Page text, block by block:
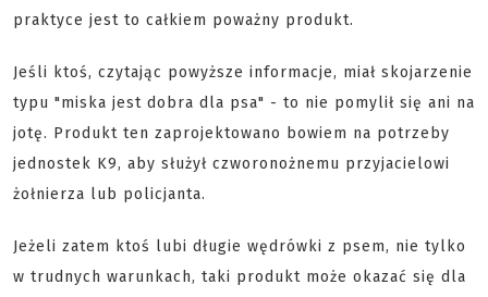
praktyce jest to całkiem poważny produkt.
Jeśli ktoś, czytając powyższe informacje, miał skojarzenie
typu "miska jest dobra dla psa" - to nie pomylił się ani na
jotę. Produkt ten zaprojektowano bowiem na potrzeby
jednostek K9, aby służył czworonożnemu przyjacielowi
żołnierza lub policjanta.
Jeżeli zatem ktoś lubi długie wędrówki z psem, nie tylko
w trudnych warunkach, taki produkt może okazać się dla